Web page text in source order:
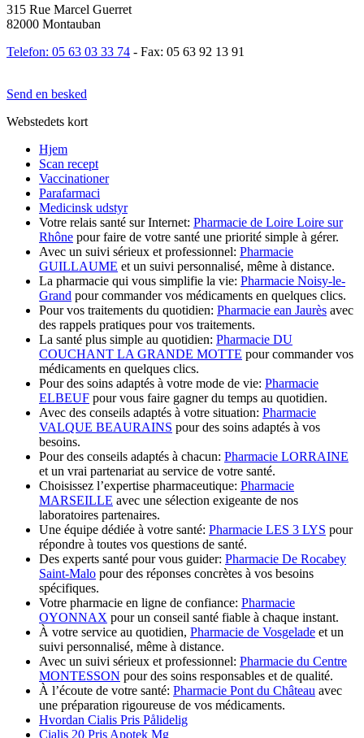
315 Rue Marcel Guerret
82000 Montauban
Telefon: 05 63 03 33 74 - Fax: 05 63 92 13 91
Send en besked
Webstedets kort
Hjem
Scan recept
Vaccinationer
Parafarmaci
Medicinsk udstyr
Votre relais santé sur Internet: Pharmacie de Loire Loire sur
Rhône pour faire de votre santé une priorité simple à gérer.
Avec un suivi sérieux et professionnel: Pharmacie
GUILLAUME et un suivi personnalisé, même à distance.
La pharmacie qui vous simplifie la vie: Pharmacie Noisy-le-
Grand pour commander vos médicaments en quelques clics.
Pour vos traitements du quotidien: Pharmacie ean Jaurès avec
des rappels pratiques pour vos traitements.
La santé plus simple au quotidien: Pharmacie DU
COUCHANT LA GRANDE MOTTE pour commander vos
médicaments en quelques clics.
Pour des soins adaptés à votre mode de vie: Pharmacie
ELBEUF pour vous faire gagner du temps au quotidien.
Avec des conseils adaptés à votre situation: Pharmacie
VALQUE BEAURAINS pour des soins adaptés à vos
besoins.
Pour des conseils adaptés à chacun: Pharmacie LORRAINE
et un vrai partenariat au service de votre santé.
Choisissez l’expertise pharmaceutique: Pharmacie
MARSEILLE avec une sélection exigeante de nos
laboratoires partenaires.
Une équipe dédiée à votre santé: Pharmacie LES 3 LYS pour
répondre à toutes vos questions de santé.
Des experts santé pour vous guider: Pharmacie De Rocabey
Saint-Malo pour des réponses concrètes à vos besoins
spécifiques.
Votre pharmacie en ligne de confiance: Pharmacie
OYONNAX pour un conseil santé fiable à chaque instant.
À votre service au quotidien, Pharmacie de Vosgelade et un
suivi personnalisé, même à distance.
Avec un suivi sérieux et professionnel: Pharmacie du Centre
MONTESSON pour des soins responsables et de qualité.
À l’écoute de votre santé: Pharmacie Pont du Château avec
une préparation rigoureuse de vos médicaments.
Hvordan Cialis Pris Pålidelig
Cialis 20 Pris Apotek Mg